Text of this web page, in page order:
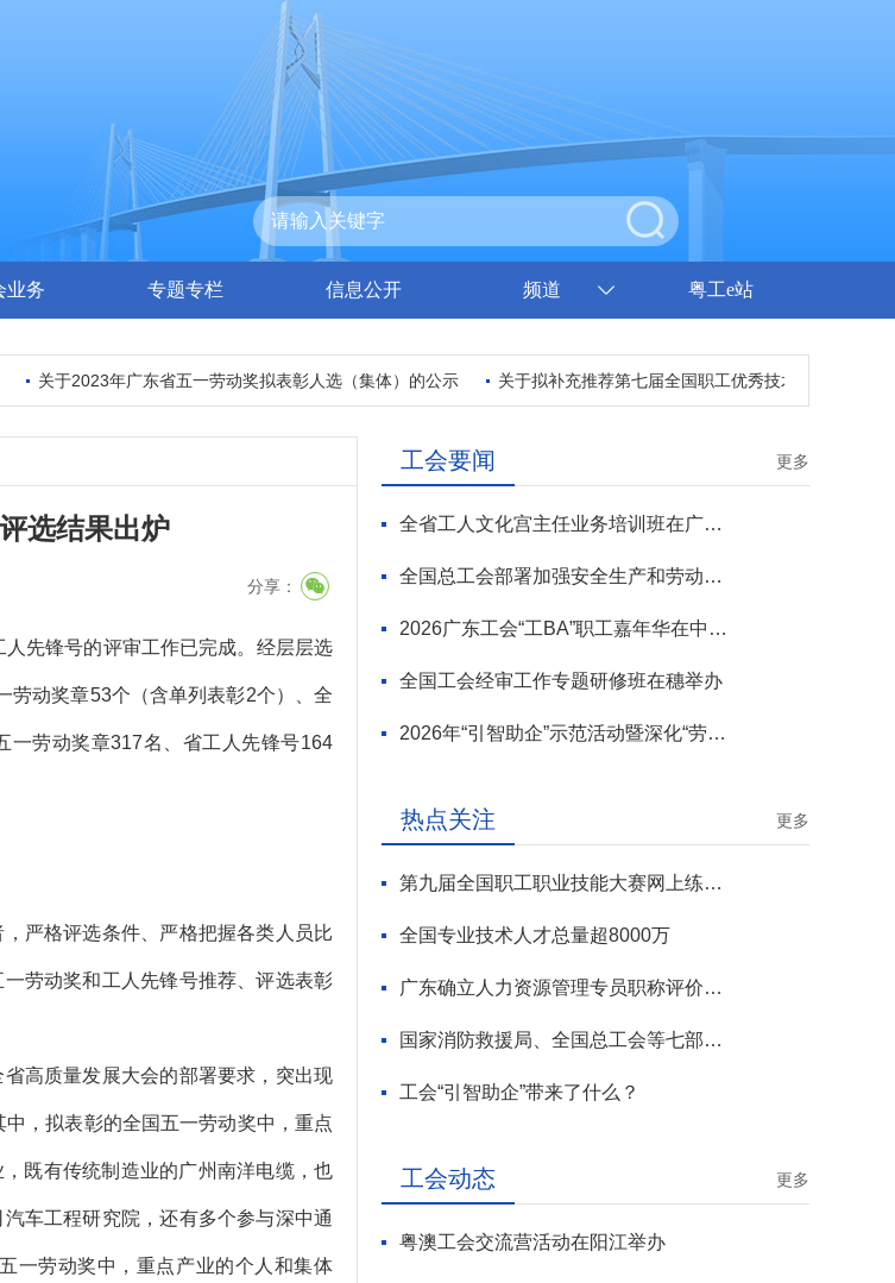
业务 专题专栏 信息公开 频道 粤工e站
于2023年广东省五一劳动奖拟表彰人选（集体）的公示 关于拟补充推荐第七届全国职工优秀技术创新成果的公示
选结果出炉
分享：
先锋号的评审工作已完成。经层层选
劳动奖章53个（含单列表彰2个）、全
一劳动奖章317名、省工人先锋号164
严格评选条件、严格把握各类人员比
劳动奖和工人先锋号推荐、评选表彰
高质量发展大会的部署要求，突出现
中，拟表彰的全国五一劳动奖中，重点
既有传统制造业的广州南洋电缆，也
车工程研究院，还有多个参与深中通
一劳动奖中，重点产业的个人和集体
工会要闻 更多
全省工人文化宫主任业务培训班在广州开班
全国总工会部署加强安全生产和劳动保护工作
2026广东工会“工BA”职工嘉年华在中山举行
全国工会经审工作专题研修班在穗举办
2026年“引智助企”示范活动暨深化“劳模工匠进万企”专项行动启动
热点关注 更多
第九届全国职工职业技能大赛网上练兵正式启动
全国专业技术人才总量超8000万
广东确立人力资源管理专员职称评价标准
国家消防救援局、全国总工会等七部门联合部署 开展全民消防安全素质提升行动
工会“引智助企”带来了什么？
工会动态 更多
粤澳工会交流营活动在阳江举办